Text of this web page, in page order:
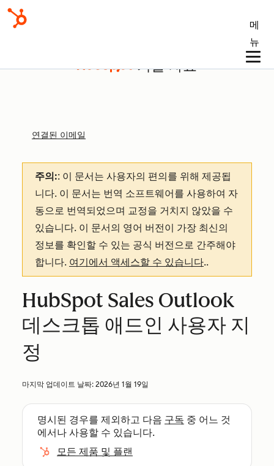
메
뉴
기술 자료
연결된 이메일
주의:: 이 문서는 사용자의 편의를 위해 제공됩
니다. 이 문서는 번역 소프트웨어를 사용하여 자
동으로 번역되었으며 교정을 거치지 않았을 수
있습니다. 이 문서의 영어 버전이 가장 최신의
정보를 확인할 수 있는 공식 버전으로 간주해야
합니다. 여기에서 액세스할 수 있습니다..
HubSpot Sales Outlook
데스크톱 애드인 사용자 지
정
마지막 업데이트 날짜: 2026년 1월 19일
명시된 경우를 제외하고 다음 구독 중 어느 것
에서나 사용할 수 있습니다.
모든 제품 및 플랜